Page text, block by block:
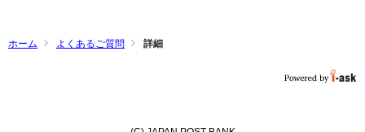
ホーム よくあるご質問 詳細